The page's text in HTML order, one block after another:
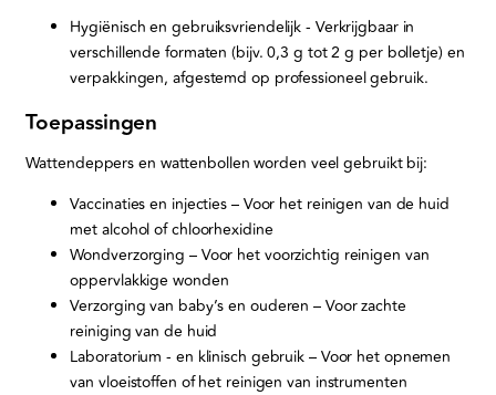
Hygiënisch en gebruiksvriendelijk - Verkrijgbaar in
verschillende formaten (bijv. 0,3 g tot 2 g per bolletje) en
verpakkingen, afgestemd op professioneel gebruik.
Toepassingen
Wattendeppers en wattenbollen worden veel gebruikt bij:
Vaccinaties en injecties – Voor het reinigen van de huid
met alcohol of chloorhexidine
Wondverzorging – Voor het voorzichtig reinigen van
oppervlakkige wonden
Verzorging van baby’s en ouderen – Voor zachte
reiniging van de huid
Laboratorium - en klinisch gebruik – Voor het opnemen
van vloeistoffen of het reinigen van instrumenten